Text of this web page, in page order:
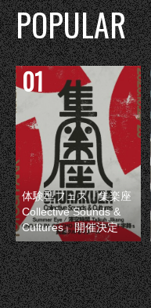
POPULAR
体験型フェス『集楽座
Collective Sounds &
Cultures』開催決定